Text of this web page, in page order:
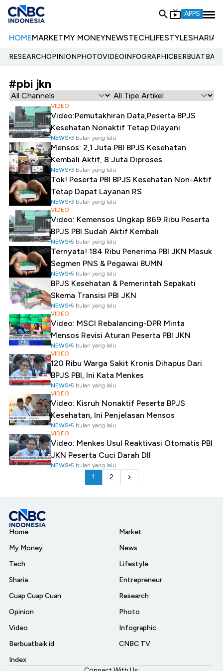
APPS
HOMEMARKETMY MONEYNEWSTECHLIFESTYLESHARIA
RESEARCHOPINIONPHOTOVIDEOINFOGRAPHIC
#pbi jkn
VIDEO
Video:Pemutakhiran Data,Peserta BPJS
Kesehatan Nonaktif Tetap Dilayani
NEWS 3 bulan yang lalu
Mensos: 2,1 Juta PBI BPJS Kesehatan
Kembali Aktif, 8 Juta Diproses
NEWS 3 bulan yang lalu
Tok! Peserta PBI BPJS Kesehatan Non-Aktif
Tetap Dapat Layanan RS
NEWS 3 bulan yang lalu
VIDEO
Video: Kemensos Ungkap 869 Ribu Peserta
BPJS PBI Sudah Aktif Kembali
NEWS 5 bulan yang lalu
Ternyata! 184 Ribu Penerima PBI JKN Masuk
Segmen PNS & Pegawai BUMN
NEWS 5 bulan yang lalu
BPJS Kesehatan & Pemerintah Sepakati
Skema Transisi PBI JKN
NEWS 5 bulan yang lalu
VIDEO
Video: MSCI Rebalancing-DPR Minta
Mensos Revisi Aturan Peserta PBI JKN
NEWS 5 bulan yang lalu
VIDEO
120 Ribu Warga Sakit Kronis Dihapus Dari
BPJS PBI, Ini Kata Menkes
NEWS 5 bulan yang lalu
VIDEO
Video: Kisruh Nonaktif Peserta BPJS
Kesehatan, Ini Penjelasan Mensos
NEWS 5 bulan yang lalu
VIDEO
Video: Menkes Usul Reaktivasi Otomatis PBI
JKN Peserta Cuci Darah Dll
NEWS 5 bulan yang lalu
1 2
Home
My Money
Tech
Sharia
Cuap Cuap Cuan
Opinion
Video
Berbuatbaik.id
Index
Market
News
Lifestyle
Entrepreneur
Research
Photo
Infographic
CNBC TV